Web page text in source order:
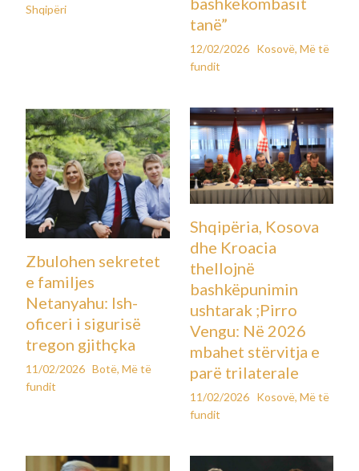
Shqipëri
tanë”
12/02/2026 Kosovë, Më të
fundit
Zbulohen sekretet
e familjes
Netanyahu: Ish-
oficeri i sigurisë
tregon gjithçka
11/02/2026 Botë,Më të
fundit
Shqipëria, Kosova
dhe Kroacia
thellojnë
bashkëpunimin
ushtarak ;Pirro
Vengu: Në 2026
mbahet stërvitja e
parë trilaterale
11/02/2026 Kosovë, Më të
fundit